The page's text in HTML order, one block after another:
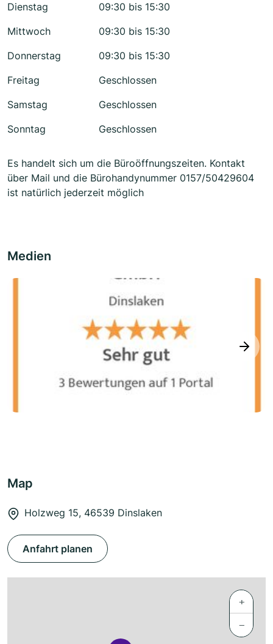
Dienstag
09:30 bis 15:30
Mittwoch
09:30 bis 15:30
Donnerstag
09:30 bis 15:30
Freitag
Geschlossen
Samstag
Geschlossen
Sonntag
Geschlossen
Es handelt sich um die Büroöffnungszeiten. Kontakt
über Mail und die Bürohandynummer 0157/50429604
ist natürlich jederzeit möglich
Medien
next
Map
Holzweg 15, 46539 Dinslaken
Anfahrt planen
+
−